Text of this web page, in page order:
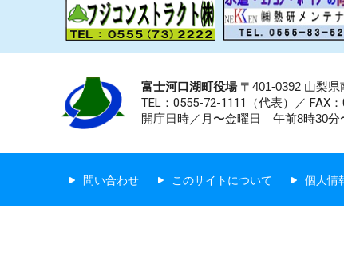
富士河口湖町役場〒401-0392 山梨県
TEL：0555-72-1111 （代表）／ FAX
開庁日時／月〜金曜日 午前8時30分
問い合わせ このサイトについて 個人情